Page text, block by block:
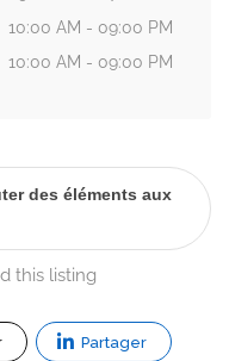
10:00 AM - 09:00 PM
10:00 AM - 09:00 PM
des éléments aux
this listing
Partager